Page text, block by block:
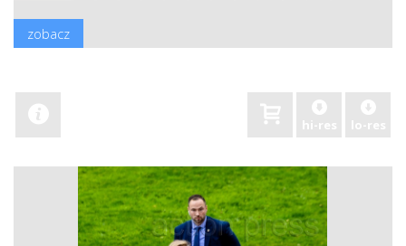
zobacz
hi-res lo-res